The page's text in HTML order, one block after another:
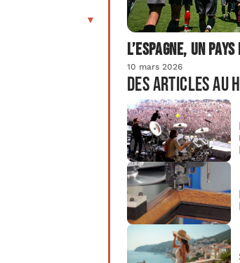
L’Espagne, un
10 mars 2026
Des articles au